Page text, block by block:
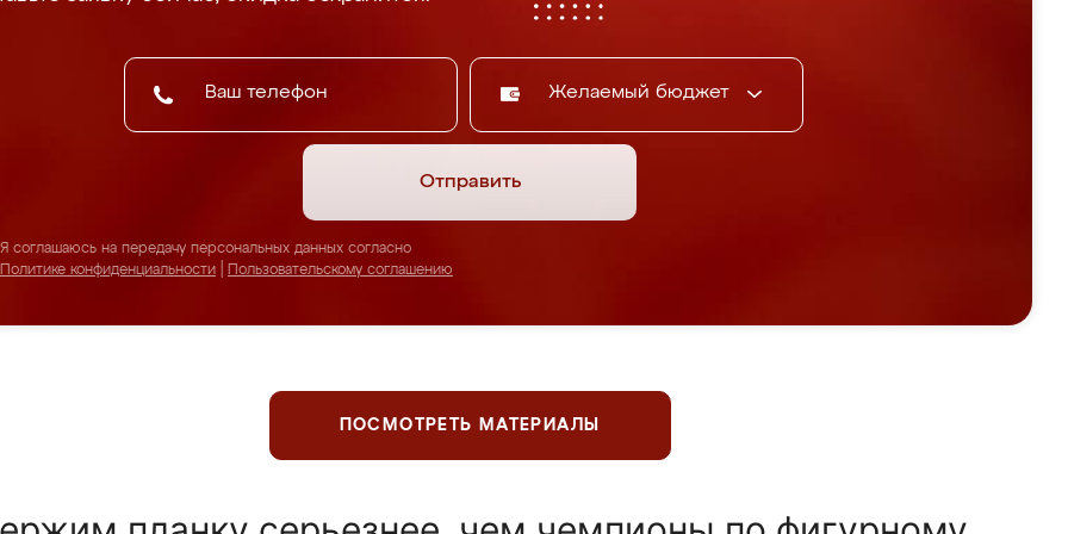
Желаемый бюджет
Отправить
Я соглашаюсь на передачу персональных данных согласно
Политике конфиденциальности
Пользовательскому соглашению
ПОСМОТРЕТЬ МАТЕРИАЛЫ